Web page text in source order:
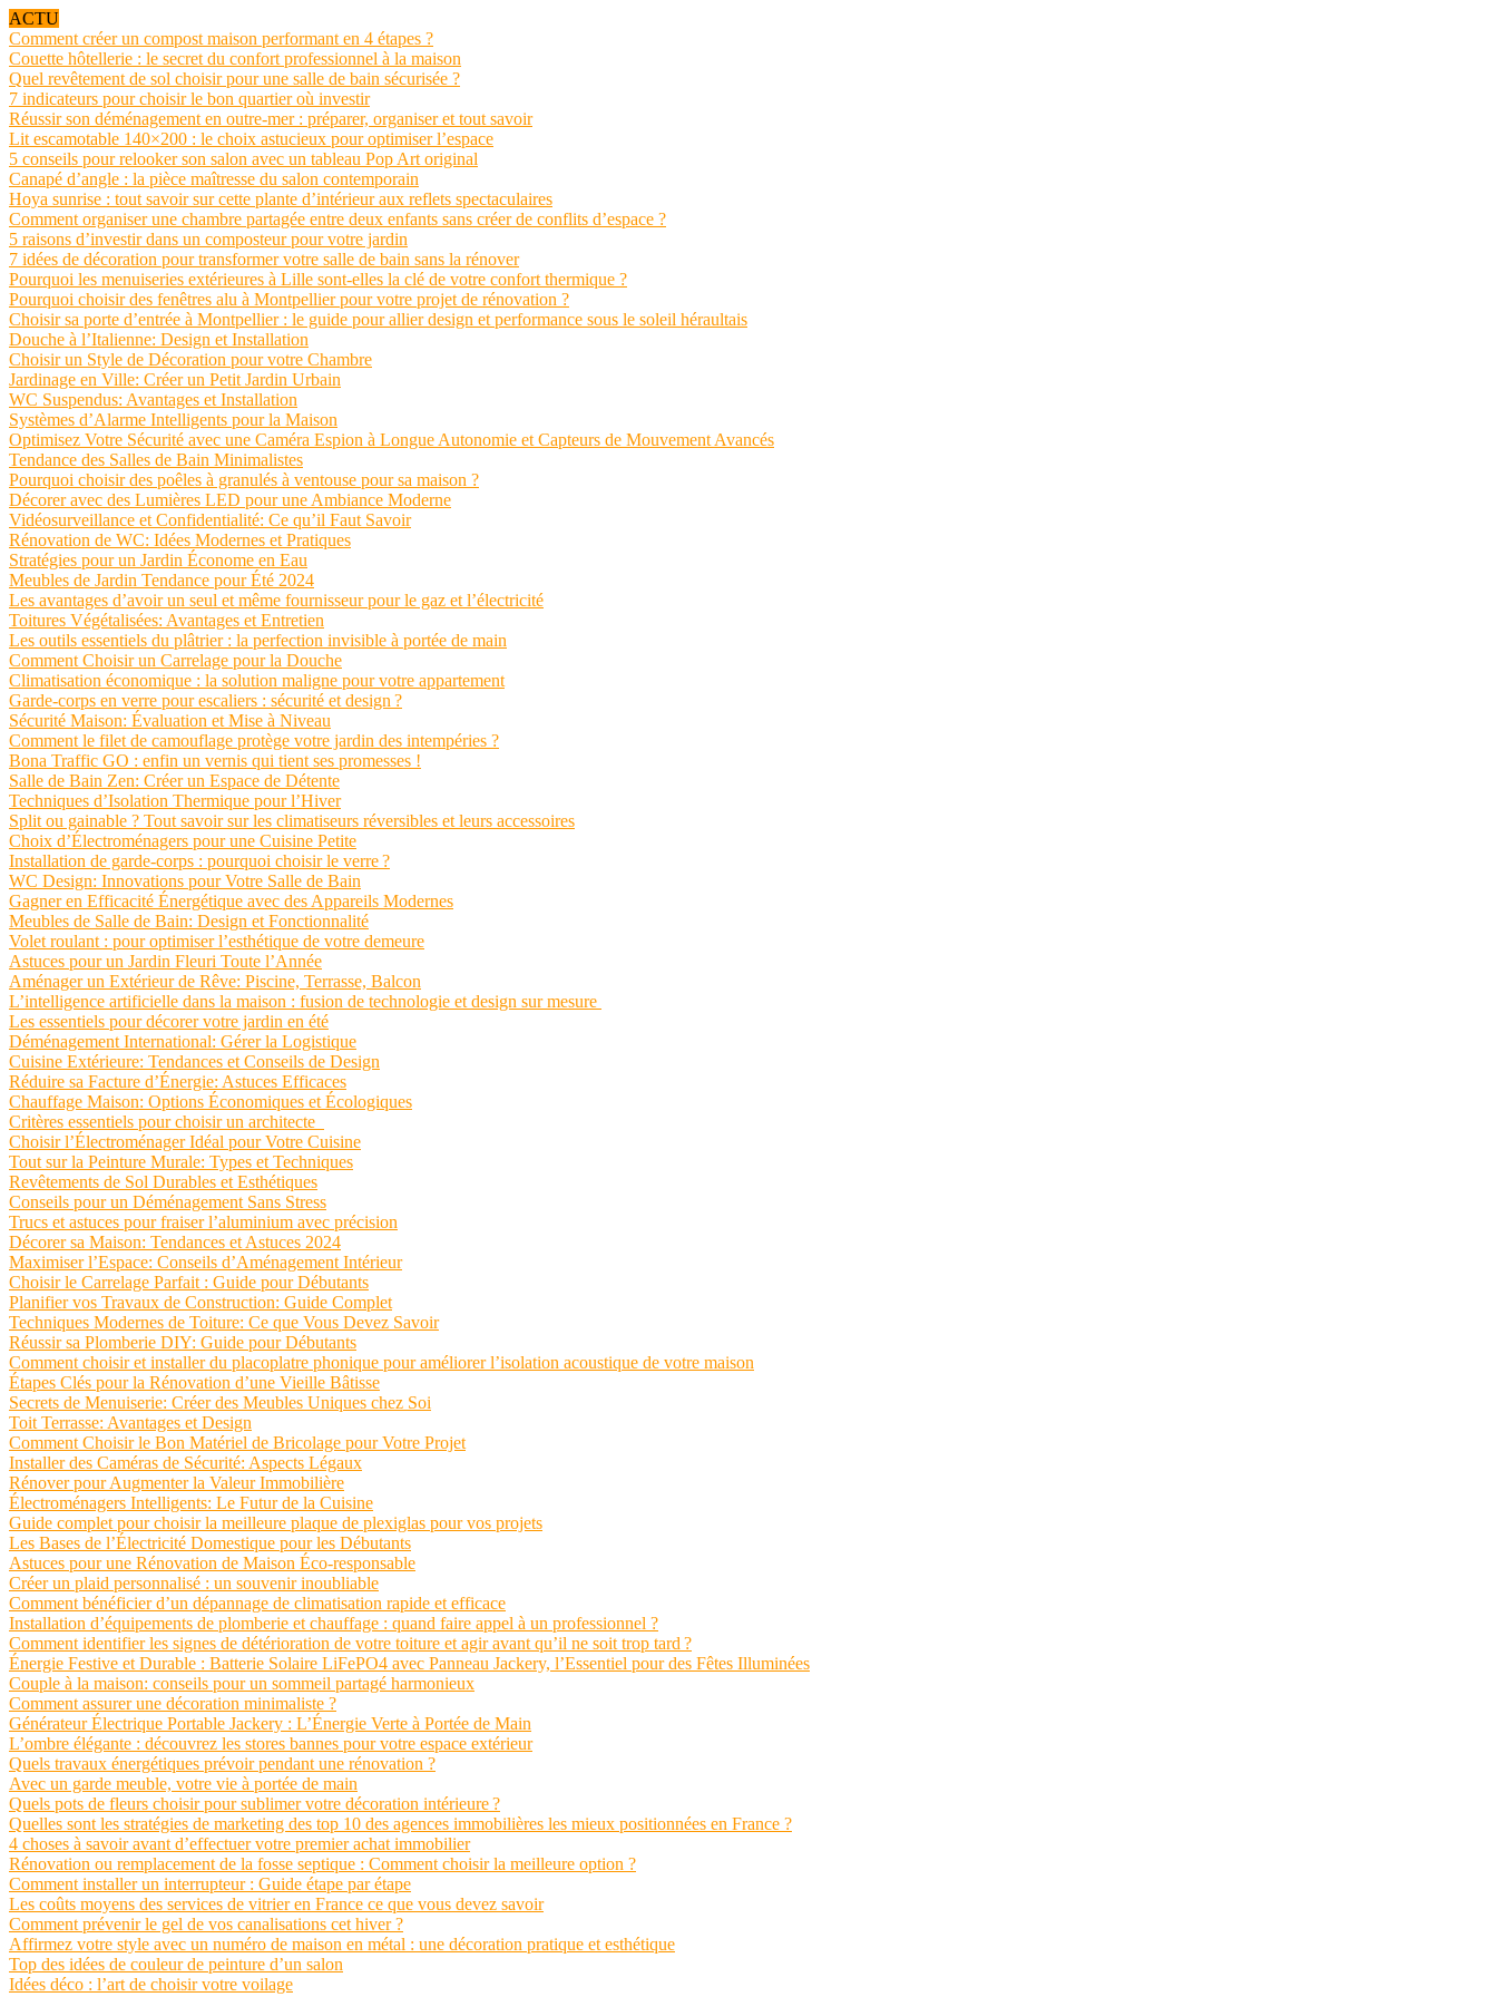
ACTU
Comment créer un compost maison performant en 4 étapes ?
Couette hôtellerie : le secret du confort professionnel à la maison
Quel revêtement de sol choisir pour une salle de bain sécurisée ?
7 indicateurs pour choisir le bon quartier où investir
Réussir son déménagement en outre-mer : préparer, organiser et tout savoir
Lit escamotable 140×200 : le choix astucieux pour optimiser l’espace
5 conseils pour relooker son salon avec un tableau Pop Art original
Canapé d’angle : la pièce maîtresse du salon contemporain
Hoya sunrise : tout savoir sur cette plante d’intérieur aux reflets spectaculaires
Comment organiser une chambre partagée entre deux enfants sans créer de conflits d’espace ?
5 raisons d’investir dans un composteur pour votre jardin
7 idées de décoration pour transformer votre salle de bain sans la rénover
Pourquoi les menuiseries extérieures à Lille sont-elles la clé de votre confort thermique ?
Pourquoi choisir des fenêtres alu à Montpellier pour votre projet de rénovation ?
Choisir sa porte d’entrée à Montpellier : le guide pour allier design et performance sous le soleil héraultais
Douche à l’Italienne: Design et Installation
Choisir un Style de Décoration pour votre Chambre
Jardinage en Ville: Créer un Petit Jardin Urbain
WC Suspendus: Avantages et Installation
Systèmes d’Alarme Intelligents pour la Maison
Optimisez Votre Sécurité avec une Caméra Espion à Longue Autonomie et Capteurs de Mouvement Avancés
Tendance des Salles de Bain Minimalistes
Pourquoi choisir des poêles à granulés à ventouse pour sa maison ?
Décorer avec des Lumières LED pour une Ambiance Moderne
Vidéosurveillance et Confidentialité: Ce qu’il Faut Savoir
Rénovation de WC: Idées Modernes et Pratiques
Stratégies pour un Jardin Économe en Eau
Meubles de Jardin Tendance pour Été 2024
Les avantages d’avoir un seul et même fournisseur pour le gaz et l’électricité
Toitures Végétalisées: Avantages et Entretien
Les outils essentiels du plâtrier : la perfection invisible à portée de main
Comment Choisir un Carrelage pour la Douche
Climatisation économique : la solution maligne pour votre appartement
Garde-corps en verre pour escaliers : sécurité et design ?
Sécurité Maison: Évaluation et Mise à Niveau
Comment le filet de camouflage protège votre jardin des intempéries ?
Bona Traffic GO : enfin un vernis qui tient ses promesses !
Salle de Bain Zen: Créer un Espace de Détente
Techniques d’Isolation Thermique pour l’Hiver
Split ou gainable ? Tout savoir sur les climatiseurs réversibles et leurs accessoires
Choix d’Électroménagers pour une Cuisine Petite
Installation de garde-corps : pourquoi choisir le verre ?
WC Design: Innovations pour Votre Salle de Bain
Gagner en Efficacité Énergétique avec des Appareils Modernes
Meubles de Salle de Bain: Design et Fonctionnalité
Volet roulant : pour optimiser l’esthétique de votre demeure
Astuces pour un Jardin Fleuri Toute l’Année
Aménager un Extérieur de Rêve: Piscine, Terrasse, Balcon
L’intelligence artificielle dans la maison : fusion de technologie et design sur mesure
Les essentiels pour décorer votre jardin en été
Déménagement International: Gérer la Logistique
Cuisine Extérieure: Tendances et Conseils de Design
Réduire sa Facture d’Énergie: Astuces Efficaces
Chauffage Maison: Options Économiques et Écologiques
Critères essentiels pour choisir un architecte
Choisir l’Électroménager Idéal pour Votre Cuisine
Tout sur la Peinture Murale: Types et Techniques
Revêtements de Sol Durables et Esthétiques
Conseils pour un Déménagement Sans Stress
Trucs et astuces pour fraiser l’aluminium avec précision
Décorer sa Maison: Tendances et Astuces 2024
Maximiser l’Espace: Conseils d’Aménagement Intérieur
Choisir le Carrelage Parfait : Guide pour Débutants
Planifier vos Travaux de Construction: Guide Complet
Techniques Modernes de Toiture: Ce que Vous Devez Savoir
Réussir sa Plomberie DIY: Guide pour Débutants
Comment choisir et installer du placoplatre phonique pour améliorer l’isolation acoustique de votre maison
Étapes Clés pour la Rénovation d’une Vieille Bâtisse
Secrets de Menuiserie: Créer des Meubles Uniques chez Soi
Toit Terrasse: Avantages et Design
Comment Choisir le Bon Matériel de Bricolage pour Votre Projet
Installer des Caméras de Sécurité: Aspects Légaux
Rénover pour Augmenter la Valeur Immobilière
Électroménagers Intelligents: Le Futur de la Cuisine
Guide complet pour choisir la meilleure plaque de plexiglas pour vos projets
Les Bases de l’Électricité Domestique pour les Débutants
Astuces pour une Rénovation de Maison Éco-responsable
Créer un plaid personnalisé : un souvenir inoubliable
Comment bénéficier d’un dépannage de climatisation rapide et efficace
Installation d’équipements de plomberie et chauffage : quand faire appel à un professionnel ?
Comment identifier les signes de détérioration de votre toiture et agir avant qu’il ne soit trop tard ?
Énergie Festive et Durable : Batterie Solaire LiFePO4 avec Panneau Jackery, l’Essentiel pour des Fêtes Illuminées
Couple à la maison: conseils pour un sommeil partagé harmonieux
Comment assurer une décoration minimaliste ?
Générateur Électrique Portable Jackery : L’Énergie Verte à Portée de Main
L’ombre élégante : découvrez les stores bannes pour votre espace extérieur
Quels travaux énergétiques prévoir pendant une rénovation ?
Avec un garde meuble, votre vie à portée de main
Quels pots de fleurs choisir pour sublimer votre décoration intérieure ?
Quelles sont les stratégies de marketing des top 10 des agences immobilières les mieux positionnées en France ?
4 choses à savoir avant d’effectuer votre premier achat immobilier
Rénovation ou remplacement de la fosse septique : Comment choisir la meilleure option ?
Comment installer un interrupteur : Guide étape par étape
Les coûts moyens des services de vitrier en France ce que vous devez savoir
Comment prévenir le gel de vos canalisations cet hiver ?
Affirmez votre style avec un numéro de maison en métal : une décoration pratique et esthétique
Top des idées de couleur de peinture d’un salon
Idées déco : l’art de choisir votre voilage